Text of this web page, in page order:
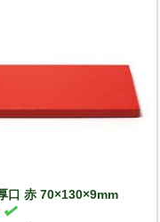
口 赤 70×130×9mm